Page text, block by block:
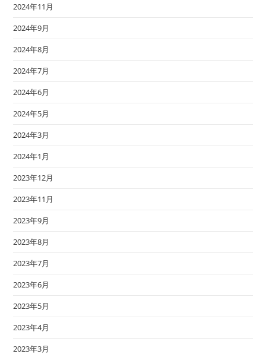
2024年11月
2024年9月
2024年8月
2024年7月
2024年6月
2024年5月
2024年3月
2024年1月
2023年12月
2023年11月
2023年9月
2023年8月
2023年7月
2023年6月
2023年5月
2023年4月
2023年3月